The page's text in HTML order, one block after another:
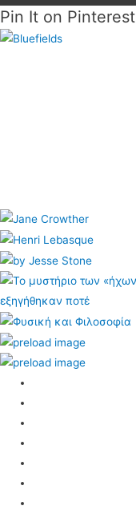
Pin It on Pinterest